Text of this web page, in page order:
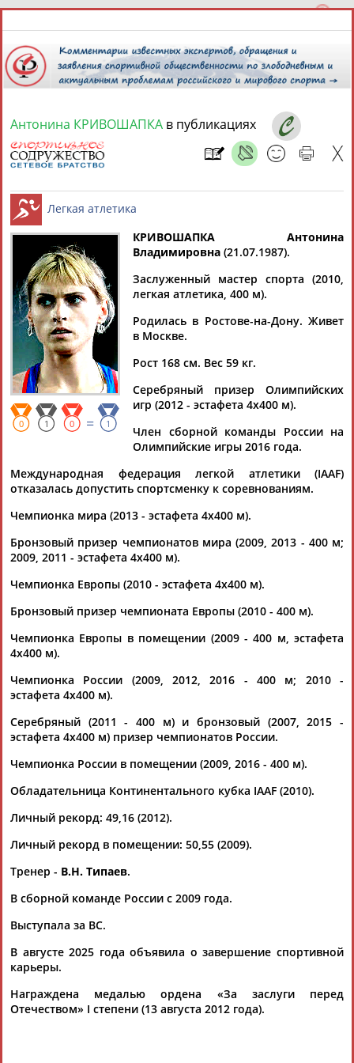
6 августа 2026 года,
СПОРТСМЕНЫ, ТРЕНЕРЫ И СПЕЦИАЛИСТЫ
1персона Расширенный поиск
Антонина
КРИВОШАПКА
Ваш запрос: "Антонина КРИВОШАПКА"
Документы 1-10 из 20 найденных уникальных документов
1
Данил Лысенко победил в прыжках в высоту на Кубке России
по легкой атлетике
...46,74); 400 м, женщины - 1.Антонина Кривошапка(52,47
сек), 2. Вероника Архипова (52,67), 3. Екатерина Иванова
(Проект:Информационное агентство СТАДИОН)
результатом сезона в мире
...(46,07). В соревнованиях на 400 м у женщин победу
(52,73), за ней...
(Проект:Информационное агентство СТАДИОН
7 февраля в московском манеже ЦСКА пройдут ХХХ
зима"
Антонина Кривошапка(оба 400 м), Артем Макаренко и
Анастасия...
(Проект:Информационное агентство СТАДИОН
05.02.2021
выполнили нормативы на ОИ-2020
...(прыжки в высоту), Дмитрий Сорокин (тройной прыжок) и
Антонина Кривошапка(бег на 400 м). На сегодняшний день
мы...
(Проект:
28.07.2019
Бегунья Антонина Кривошапка подала заявку в IAAF на
получение нейтрального статуса
Неоднократный призёр чемпионатов мира бегунья
Антонина Кривошапка подала заявку в Международную
Антонина КРИВОШАПКА в публикациях
Легкая атлетика
0 1 0 = 1
КРИВОШАПКА Антонина
Владимировна (21.07.1987).
Заслуженный мастер спорта (2010,
легкая атлетика, 400 м).
Родилась в Ростове-на-Дону. Живет
в Москве.
Рост 168 см. Вес 59 кг.
Серебряный призер Олимпийских
игр (2012 - эстафета 4х400 м).
Член сборной команды России на
Олимпийские игры 2016 года.
Международная федерация легкой атлетики (IAAF)
отказалась допустить спортсменку к соревнованиям.
Чемпионка мира (2013 - эстафета 4х400 м).
Бронзовый призер чемпионатов мира (2009, 2013 - 400 м;
2009, 2011 - эстафета 4х400 м).
Чемпионка Европы (2010 - эстафета 4х400 м).
Бронзовый призер чемпионата Европы (2010 - 400 м).
Чемпионка Европы в помещении (2009 - 400 м, эстафета
4х400 м).
Чемпионка России (2009, 2012, 2016 - 400 м; 2010 -
эстафета 4х400 м).
Серебряный (2011 - 400 м) и бронзовый (2007, 2015 -
эстафета 4х400 м) призер чемпионатов России.
Чемпионка России в помещении (2009, 2016 - 400 м).
Обладательница Континентального кубка IAAF (2010).
Личный рекорд: 49,16 (2012).
Личный рекорд в помещении: 50,55 (2009).
Тренер - В.Н. Типаев.
В сборной команде России с 2009 года.
Выступала за ВС.
В августе 2025 года объявила о завершение спортивной
карьеры.
Награждена медалью ордена «За заслуги перед
Отечеством» I степени (13 августа 2012 года).